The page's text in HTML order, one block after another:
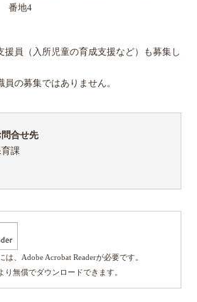
番地4
援員（入所児童の育成支援など）も募集し
の募集ではありません。
合せ先
育課
、Adobe Acrobat Readerが必要です。
り無償でダウンロードできます。